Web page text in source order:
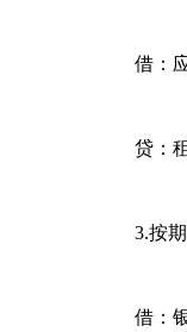
借：应
贷：租
3.按期
借：银